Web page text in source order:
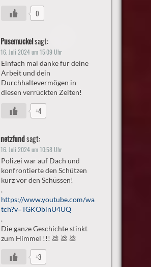
0
Pusemuckelsagt:
16. Juli 2024 um 15:09 Uhr
Einfach mal danke für deine
Arbeit und dein
Durchhaltevermögen in
diesen verrückten Zeiten!
+4
netzfundsagt:
16. Juli 2024 um 10:58 Uhr
Polizei war auf Dach und
konfrontierte den Schützen
kurz vor den Schüssen!
.
https://www.youtube.com/wa
tch?v=TGKOblnU4UQ
.
Die ganze Geschichte stinkt
zum Himmel !!! 💩 💩 💩
+3